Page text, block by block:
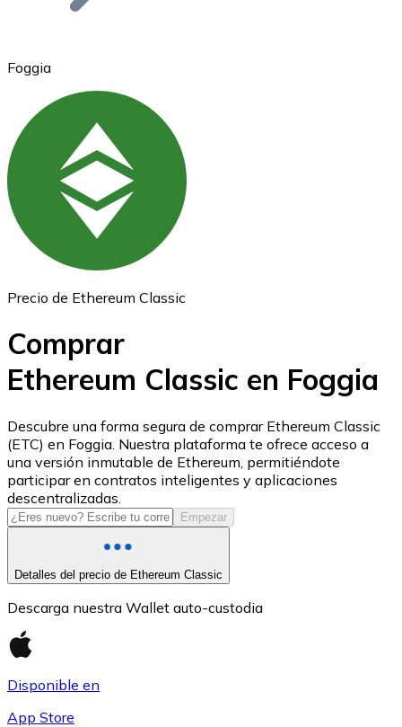
Ethereum
ETH
USD Coin
USDC
Litecoin
LTC
Foggia
Precio de Ethereum Classic
Comprar
Ethereum Classic en Foggia
Descubre una forma segura de comprar Ethereum Classic
(ETC) en Foggia. Nuestra plataforma te ofrece acceso a
una versión inmutable de Ethereum, permitiéndote
participar en contratos inteligentes y aplicaciones
descentralizadas.
Empezar
Detalles del precio de Ethereum Classic
Descarga nuestra Wallet auto-custodia
Disponible en
App Store